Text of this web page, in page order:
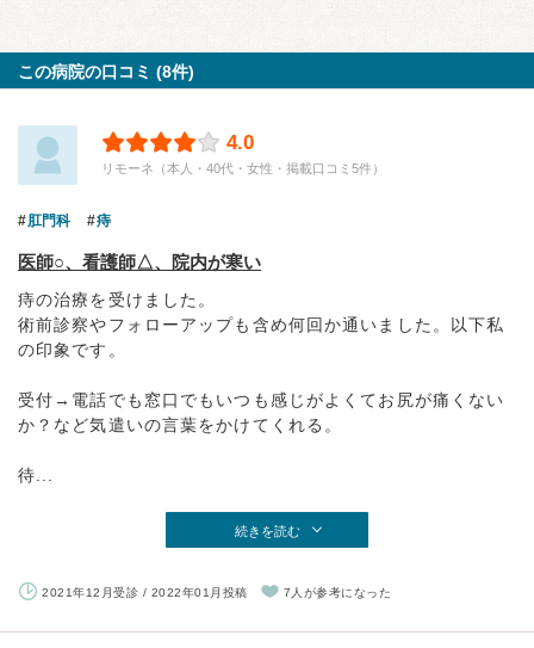
この病院の口コミ (8件)
4.0
リモーネ（本人・40代・女性・掲載口コミ5件）
肛門科 痔
医師○、看護師△、院内が寒い
痔の治療を受けました。
術前診察やフォローアップも含め何回か通いました。以下私
の印象です。
受付→電話でも窓口でもいつも感じがよくてお尻が痛くない
か？など気遣いの言葉をかけてくれる。
待...
続きを読む
2021年12月受診 / 2022年01月投稿 7人が参考になった